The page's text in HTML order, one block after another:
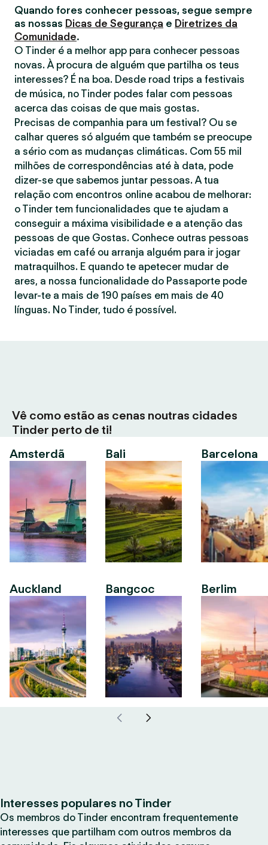
Quando fores conhecer pessoas, segue sempre
as nossas Dicas de Segurança e Diretrizes da
Comunidade.
O Tinder é a melhor app para conhecer pessoas
novas. À procura de alguém que partilha os teus
interesses? É na boa. Desde road trips a festivais
de música, no Tinder podes falar com pessoas
acerca das coisas de que mais gostas.
Precisas de companhia para um festival? Ou se
calhar queres só alguém que também se preocupe
a sério com as mudanças climáticas. Com 55 mil
milhões de correspondências até à data, pode
dizer-se que sabemos juntar pessoas. A tua
relação com encontros online acabou de melhorar:
o Tinder tem funcionalidades que te ajudam a
conseguir a máxima visibilidade e a atenção das
pessoas de que Gostas. Conhece outras pessoas
viciadas em café ou arranja alguém para ir jogar
matraquilhos. E quando te apetecer mudar de
ares, a nossa funcionalidade do Passaporte pode
levar-te a mais de 190 países em mais de 40
línguas. No Tinder, tudo é possível.
Vê como estão as cenas noutras cidades
Tinder perto de ti!
Amsterdã
Auckland
Bali
Bangcoc
Barcelona
Berlim
Interesses populares no Tinder
Os membros do Tinder encontram frequentemente
interesses que partilham com outros membros da